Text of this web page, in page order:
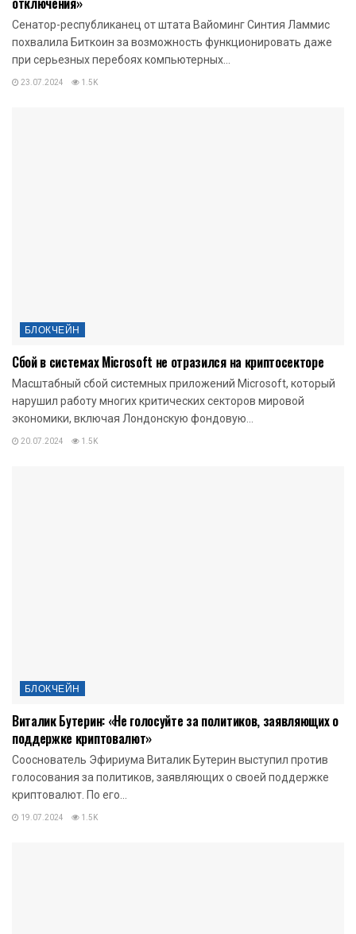
Сенатор-республиканец от штата Вайоминг Синтия Ламмис
похвалила Биткоин за возможность функционировать даже
при серьезных перебоях компьютерных...
23.07.2024 1.5K
БЛОКЧЕЙН
Сбой в системах Microsoft не отразился на криптосекторе
Масштабный сбой системных приложений Microsoft, который
нарушил работу многих критических секторов мировой
экономики, включая Лондонскую фондовую...
20.07.2024 1.5K
БЛОКЧЕЙН
Виталик Бутерин: «Не голосуйте за политиков, заявляющих о
поддержке криптовалют»
Сооснователь Эфириума Виталик Бутерин выступил против
голосования за политиков, заявляющих о своей поддержке
криптовалют. По его...
19.07.2024 1.5K